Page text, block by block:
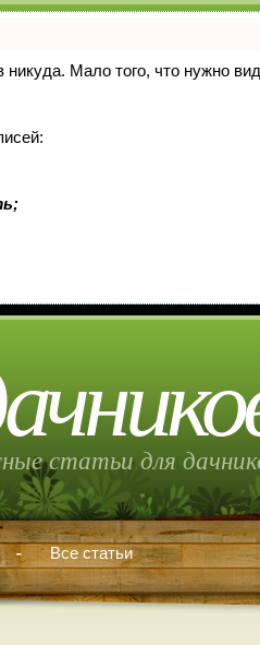
никуда. Мало того, что нужно
статьи для
Все статьи